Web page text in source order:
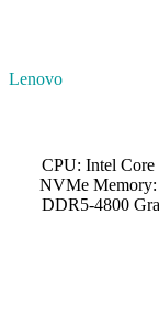
Lenovo
CPU: Intel
NVMe
DDR5-4800